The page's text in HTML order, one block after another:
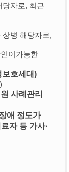
자로, 최근
병 해당자로,
이가능한
보호세대)
사례관리
애 정도가
자 등 가사·